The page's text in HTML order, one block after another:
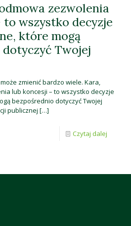
zezwolenia
wszystko decyzje
które mogą
Twojej
zmienić bardzo wiele. Kara,
lub koncesji – to wszystko decyzje
bezpośrednio dotyczyć Twojej
publicznej […]
Czytaj dalej